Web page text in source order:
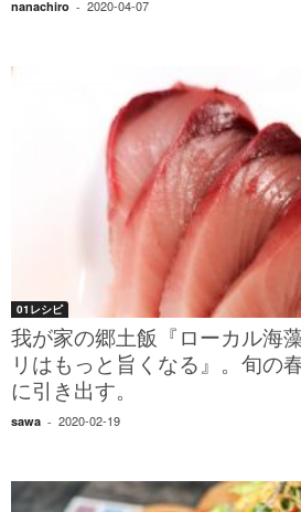
nanachiro - 2020-04-07
01レシピ
我が家の郷土飯『ローカル海
リはもっと旨くなる』。旬の
に引き出す。
sawa - 2020-02-19